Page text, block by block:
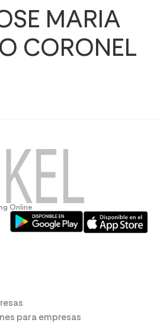
MARIA
CORONEL
Online
para empresas